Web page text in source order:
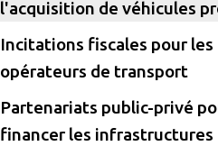
l'acquisition de véhicules
Incitations fiscales pour les
opérateurs de transport
Partenariats public-privé
financer les infrastructures